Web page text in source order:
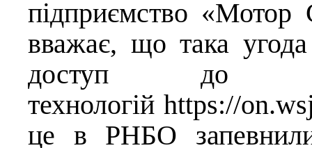
підприємство «Мотор
вважає, що така
доступ до
технологій https://
це в РНБО